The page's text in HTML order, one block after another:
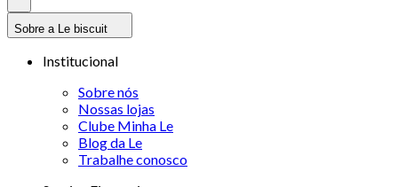
Sobre a Le biscuit
Institucional
Sobre nós
Nossas lojas
Clube Minha Le
Blog da Le
Trabalhe conosco